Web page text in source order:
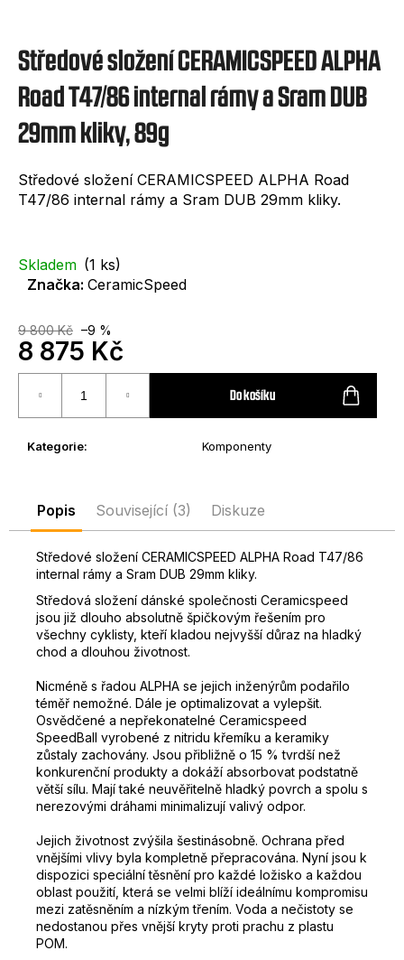
Středové složení CERAMICSPEED ALPHA
Road T47/86 internal rámy a Sram DUB
29mm kliky, 89g
Středové složení CERAMICSPEED ALPHA Road
T47/86 internal rámy a Sram DUB 29mm kliky.
Skladem (1 ks)
Značka: CeramicSpeed
9 800 Kč –9 %
8 875 Kč
Měrná
cena:
Do košíku
Kategorie: Komponenty
Popis Související (3) Diskuze
Středové složení CERAMICSPEED ALPHA Road T47/86
internal rámy a Sram DUB 29mm kliky.
Středová složení dánské společnosti Ceramicspeed
jsou již dlouho absolutně špičkovým řešením pro
všechny cyklisty, kteří kladou nejvyšší důraz na hladký
chod a dlouhou životnost.
Nicméně s řadou ALPHA se jejich inženýrům podařilo
téměř nemožné. Dále je optimalizovat a vylepšit.
Osvědčené a nepřekonatelné Ceramicspeed
SpeedBall vyrobené z nitridu křemíku a keramiky
zůstaly zachovány. Jsou přibližně o 15 % tvrdší než
konkurenční produkty a dokáží absorbovat podstatně
větší sílu. Mají také neuvěřitelně hladký povrch a spolu s
nerezovými dráhami minimalizují valivý odpor.
Jejich životnost zvýšila šestinásobně. Ochrana před
vnějšími vlivy byla kompletně přepracována. Nyní jsou k
dispozici speciální těsnění pro každé ložisko a každou
oblast použití, která se velmi blíží ideálnímu kompromisu
mezi zatěsněním a nízkým třením. Voda a nečistoty se
nedostanou přes vnější kryty proti prachu z plastu
POM.
e
n
a
í
t
u